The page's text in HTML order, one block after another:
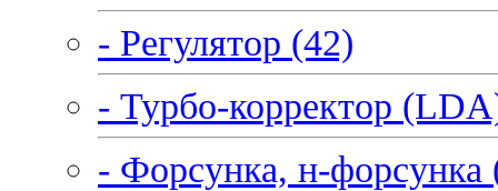
- Регулятор (42)
- Турбо-корректор
- Форсунка, н-форсунка